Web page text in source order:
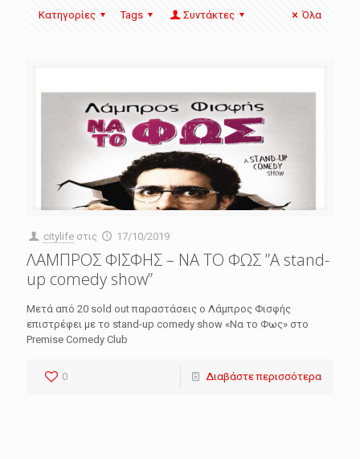
Κατηγορίες Tags Συντάκτες Όλα
citylife στις 17/10/2019
ΛΑΜΠΡΟΣ ΦΙΣΦΗΣ – ΝΑ ΤΟ ΦΩΣ ”A stand-
up comedy show”
Μετά από 20 sold out παραστάσεις ο Λάμπρος Φισφής
επιστρέφει με το stand-up comedy show «Να το Φως» στο
Premise Comedy Club
0 Διαβάστε περισσότερα